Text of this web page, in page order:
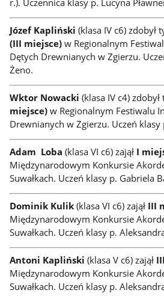
Józef Kapliński (klasa IV c6) zdobył
(III miejsce)w Regionalnym
Dętych Drewnianych w Zgierzu.
Żeno.
Wktor Nowacki (klasa IV c4)
miejsce) w Regionalnym Festiwalu
Drewnianych w Zgierzu. Uczeń klasy
Adam Loba(klasa VI c6) zajął I
Międzynarodowym Konkursie
Suwałkach. Uczeń klasy p. Gabriela
Dominik Kulik (klasa VI c6) zajął III
Międzynarodowym Konkursie
Suwałkach. Uczeń klasy p.
Antoni Kapliński (klasa V c6) zajął
Międzynarodowym Konkursie
Suwałkach. Uczeń klasy p.